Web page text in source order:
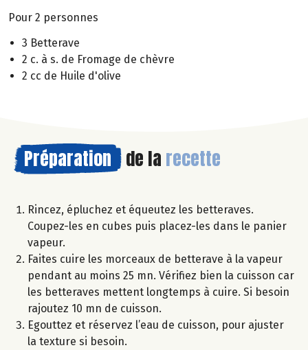
Pour 2 personnes
3 Betterave
2 c. à s. de Fromage de chèvre
2 cc de Huile d'olive
Préparation de la recette
Rincez, épluchez et équeutez les betteraves.
Coupez-les en cubes puis placez-les dans le panier
vapeur.
Faites cuire les morceaux de betterave à la vapeur
pendant au moins 25 mn. Vérifiez bien la cuisson car
les betteraves mettent longtemps à cuire. Si besoin
rajoutez 10 mn de cuisson.
Egouttez et réservez l’eau de cuisson, pour ajuster
la texture si besoin.